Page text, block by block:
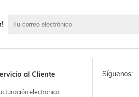
al Cliente
electrónica
Síguenos: